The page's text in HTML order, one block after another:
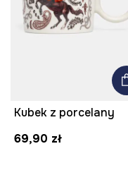
Kubek z porcelany
69,90 zł